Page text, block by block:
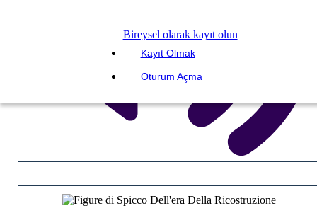
Bireysel olarak kayıt olun
Kayıt Olmak
Oturum Açma